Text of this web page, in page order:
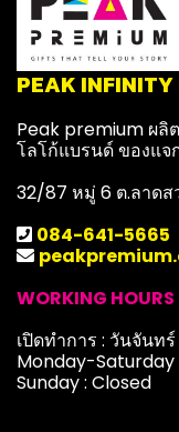
PEAK
Peak premium ผลิ
โลโก้แบรนด์ ของแ
32/87 หมู่ 6 ต.ลาดส
084-641-5665
WORKING HOURS
เปิดทำการ : วันจันทร์
Monday-
Sunday : Closed